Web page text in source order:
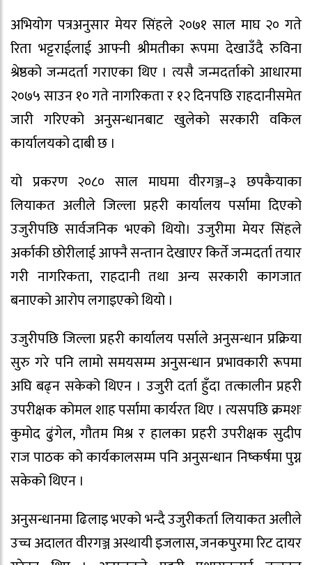
अभियोग पत्रअनुसार मेयर सिंहले २०७१ साल माघ २० गते
रिता भट्टराईलाई आफ्नी श्रीमतीका रूपमा देखाउँदै रुविना
श्रेष्ठको जन्मदर्ता गराएका थिए । त्यसै जन्मदर्ताको आधारमा
२०७५ साउन १० गते नागरिकता र १२ दिनपछि राहदानीसमेत
जारी गरिएको अनुसन्धानबाट खुलेको सरकारी वकिल
कार्यालयको दाबी छ ।
यो प्रकरण २०८० साल माघमा वीरगञ्ज–३ छपकैयाका
लियाकत अलीले जिल्ला प्रहरी कार्यालय पर्सामा दिएको
उजुरीपछि सार्वजनिक भएको थियो। उजुरीमा मेयर सिंहले
अर्काकी छोरीलाई आफ्नै सन्तान देखाएर किर्ते जन्मदर्ता तयार
गरी नागरिकता, राहदानी तथा अन्य सरकारी कागजात
बनाएको आरोप लगाइएको थियो ।
उजुरीपछि जिल्ला प्रहरी कार्यालय पर्साले अनुसन्धान प्रक्रिया
सुरु गरे पनि लामो समयसम्म अनुसन्धान प्रभावकारी रूपमा
अघि बढ्न सकेको थिएन । उजुरी दर्ता हुँदा तत्कालीन प्रहरी
उपरीक्षक कोमल शाह पर्सामा कार्यरत थिए । त्यसपछि क्रमशः
कुमोद ढुंगेल, गौतम मिश्र र हालका प्रहरी उपरीक्षक सुदीप
राज पाठक को कार्यकालसम्म पनि अनुसन्धान निष्कर्षमा पुग्न
सकेको थिएन ।
अनुसन्धानमा ढिलाइ भएको भन्दै उजुरीकर्ता लियाकत अलीले
उच्च अदालत वीरगञ्ज अस्थायी इजलास, जनकपुरमा रिट दायर